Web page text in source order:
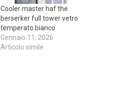
Cooler master haf the
berserker full tower vetro
temperato bianco
Gennaio 11, 2026
Articolo simile